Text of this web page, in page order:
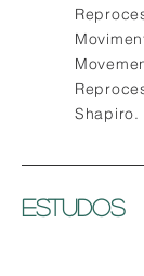
Shapiro.
ESTUDOS